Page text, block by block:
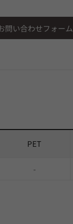
問い合わせフォーム
PET
-